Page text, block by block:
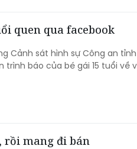
quen qua facebook
Cảnh sát hình sự Công an
trình báo của bé gái 15 tuổi về
rồi mang đi bán